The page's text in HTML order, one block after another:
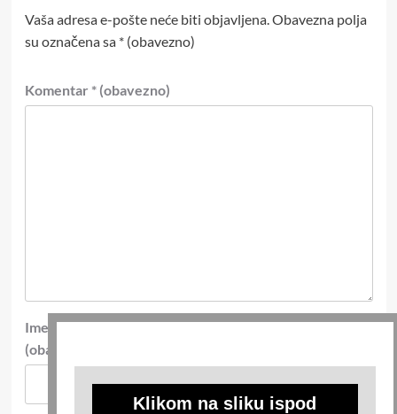
Vaša adresa e-pošte neće biti objavljena.Obavezna polja
su označena sa * (obavezno)
Komentar * (obavezno)
Ime
(obavezno)
E-pošta*
Klikom na sliku ispod